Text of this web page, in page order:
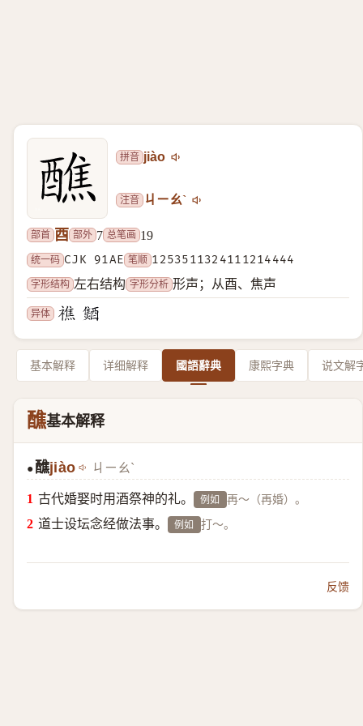
拼音 jiào
注音 ㄐㄧㄠˋ
部首 酉 部外 7 总笔画 19
统一码 CJK 91AE 笔顺 1253511324111214444
字形结构 左右结构 字形分析 形声；从酉、焦声
异体
基本解释 详细解释 國語辭典 康熙字典 说文解
醮基本解释
● 醮jiào ㄐㄧㄠˋ
古代婚娶时用酒祭神的礼。 例如 再～（再婚）。
道士设坛念经做法事。 例如 打～。
反馈